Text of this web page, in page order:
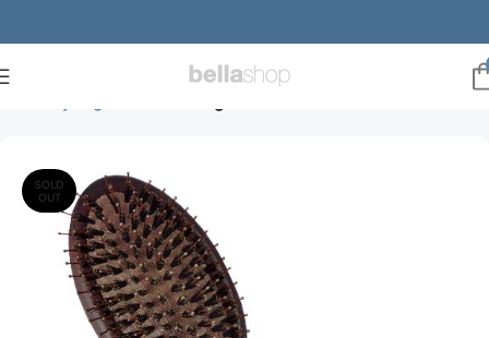
SOLD
OUT